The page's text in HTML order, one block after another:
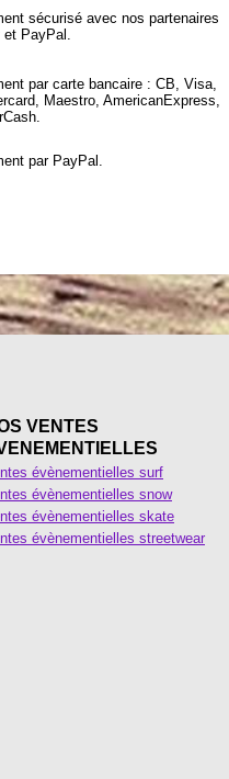
sécurisé avec nos partenaires
et PayPal.
par carte bancaire : CB, Visa,
Maestro, AmericanExpress,
par PayPal.
VENTES
évènementielles surf
évènementielles snow
évènementielles skate
évènementielles streetwear